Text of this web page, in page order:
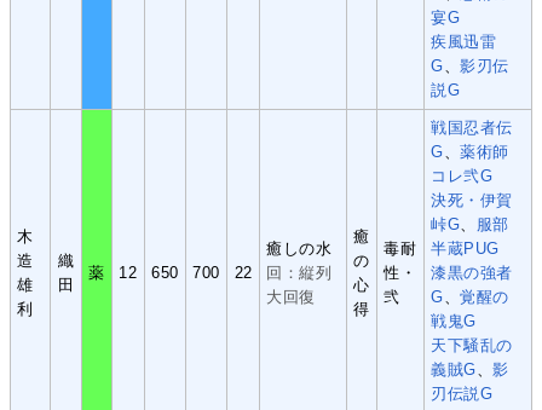
宴G
疾風迅雷
G、影刃伝
説G
木
造
雄
利
織
田
薬 12 650 700 22
癒しの水
回：縦列
大回復
癒
の
心
得
毒耐
性・
弐
戦国忍者伝
G、薬術師
コレ弐G
決死・伊賀
峠G、 服部
半蔵PUG
漆黒の強者
G、覚醒の
戦鬼G
天下騒乱の
義賊G、影
刃伝説G